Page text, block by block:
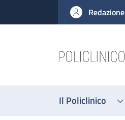
al contenuto principale
to footer content
Redazione
Il Policlinico